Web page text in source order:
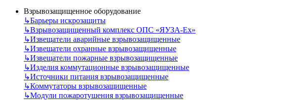
Взрывозащищенное оборудование
↳Барьеры искрозащиты
↳Взрывозащищенный комплекс ОПС «ЯУЗА-Ех»
↳Извещатели аварийные взрывозащищенные
↳Извещатели охранные взрывозащищенные
↳Извещатели пожарные взрывозащищенные
↳Изделия коммутационные взрывозащищенные
↳Источники питания взрывозащищенные
↳Коммутаторы взрывозащищенные
↳Модули пожаротушения взрывозащищенные